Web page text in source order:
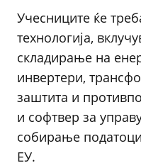
Учесниците ќе
технологија,
складирање на
инвертери,
заштита и
и софтвер за
собирање
ЕУ.